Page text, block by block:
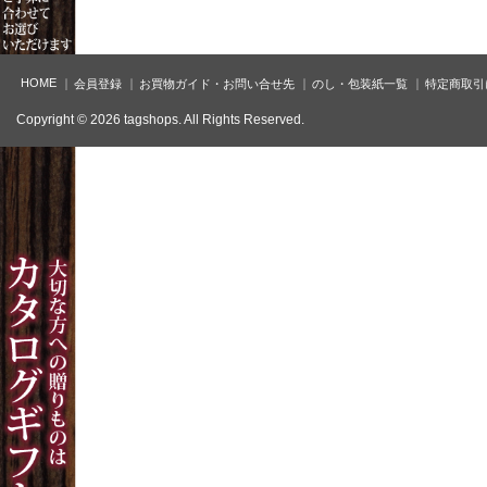
HOME 会員登録 お買物ガイド・お問い合せ先 のし・包装紙一覧 特定商取
Copyright © 2026 tagshops. All Rights Reserved.